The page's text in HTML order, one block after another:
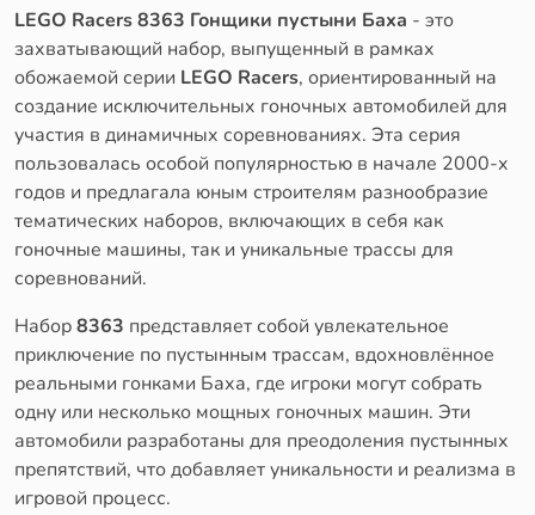
LEGO Racers 8363 Гонщики пустыни Баха - это
захватывающий набор, выпущенный в рамках
обожаемой серии LEGO Racers, ориентированный на
создание исключительных гоночных автомобилей для
участия в динамичных соревнованиях. Эта серия
пользовалась особой популярностью в начале 2000-х
годов и предлагала юным строителям разнообразие
тематических наборов, включающих в себя как
гоночные машины, так и уникальные трассы для
соревнований.
Набор8363 представляет собой увлекательное
приключение по пустынным трассам, вдохновлённое
реальными гонками Баха, где игроки могут собрать
одну или несколько мощных гоночных машин. Эти
автомобили разработаны для преодоления пустынных
препятствий, что добавляет уникальности и реализма в
игровой процесс.